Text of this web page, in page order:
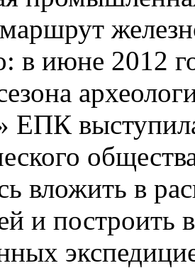
в июне 2012
ЕПК
вложить в
и построить